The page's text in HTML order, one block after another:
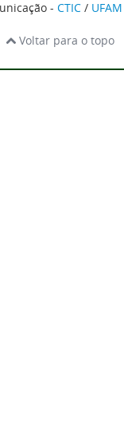
- CTIC / UFAM
Voltar para o topo